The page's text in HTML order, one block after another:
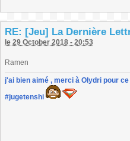
RE: [Jeu] La Dernière
le 29 October 2018 - 20:53
Ramen
j'ai bien aimé , merci à Olydri pour
#jugetenshi